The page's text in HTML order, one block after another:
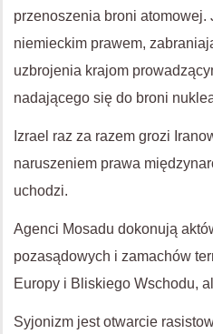
przenoszenia broni atomowej.
niemieckim prawem,
uzbrojenia krajom
nadającego się do broni
Izrael raz za razem grozi
naruszeniem prawa
uchodzi.
Agenci Mosadu dokonują
pozasądowych i zamachów
Europy i Bliskiego Wschodu,
Syjonizm jest otwarcie